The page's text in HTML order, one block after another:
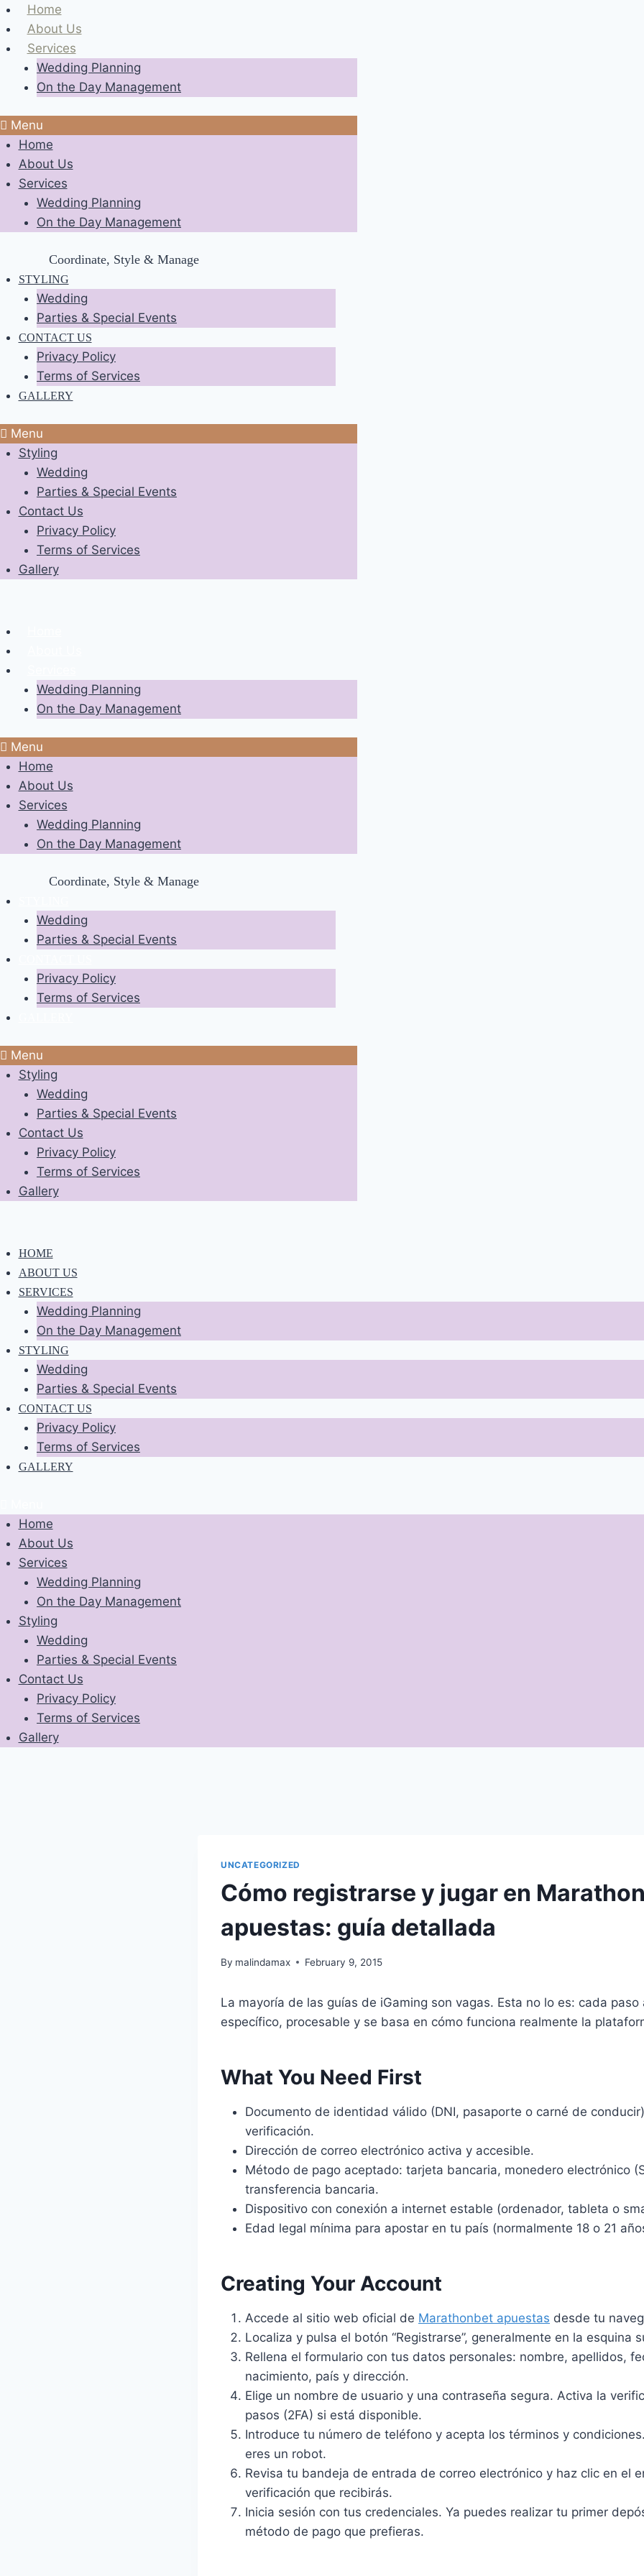
Skip
to
content
Home
About Us
Services
Wedding Planning
On the Day Management
Menu
Home
About Us
Services
Wedding Planning
On the Day Management
Coordinate, Style & Manage
STYLING
Wedding
Parties & Special Events
CONTACT US
Privacy Policy
Terms of Services
GALLERY
Menu
Styling
Wedding
Parties & Special Events
Contact Us
Privacy Policy
Terms of Services
Gallery
Wedding Planning
On the Day Management
Menu
Home
About Us
Services
Wedding Planning
On the Day Management
Coordinate, Style & Manage
Wedding
Parties & Special Events
Privacy Policy
Terms of Services
Menu
Styling
Wedding
Parties & Special Events
Contact Us
Privacy Policy
Terms of Services
Gallery
HOME
ABOUT US
SERVICES
Wedding Planning
On the Day Management
STYLING
Wedding
Parties & Special Events
CONTACT US
Privacy Policy
Terms of Services
GALLERY
Home
About Us
Services
Wedding Planning
On the Day Management
Styling
Wedding
Parties & Special Events
Contact Us
Privacy Policy
Terms of Services
Gallery
UNCATEGORIZED
Cómo registrarse y jugar en
apuestas: guía detallada
By malindamax February 9, 2015
La mayoría de las guías de iGaming son vagas. Esta no lo es: cada paso
específico, procesable y se basa en cómo funciona realmente la
What You Need First
Documento de identidad válido (DNI, pasaporte o carné de
verificación.
Dirección de correo electrónico activa y accesible.
Método de pago aceptado: tarjeta bancaria, monedero electrónico
transferencia bancaria.
Dispositivo con conexión a internet estable (ordenador, tableta o
Edad legal mínima para apostar en tu país (normalmente 18 o 21
Creating Your Account
Accede al sitio web oficial de Marathonbet apuestas desde tu
Localiza y pulsa el botón “Registrarse”, generalmente en la esquina
Rellena el formulario con tus datos personales: nombre, apellidos,
nacimiento, país y dirección.
Elige un nombre de usuario y una contraseña segura. Activa la
pasos (2FA) si está disponible.
Introduce tu número de teléfono y acepta los términos y
eres un robot.
Revisa tu bandeja de entrada de correo electrónico y haz clic en el
verificación que recibirás.
Inicia sesión con tus credenciales. Ya puedes realizar tu primer
método de pago que prefieras.